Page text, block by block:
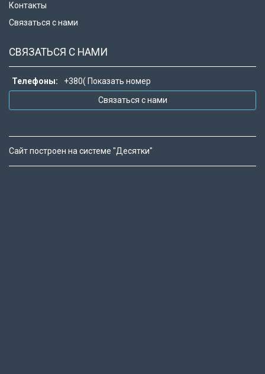
Контакты
Связаться с нами
СВЯЗАТЬСЯ С НАМИ
Телефоны: +380( Показать номер
Связаться с нами
Сайт построен на системе "Десятки"